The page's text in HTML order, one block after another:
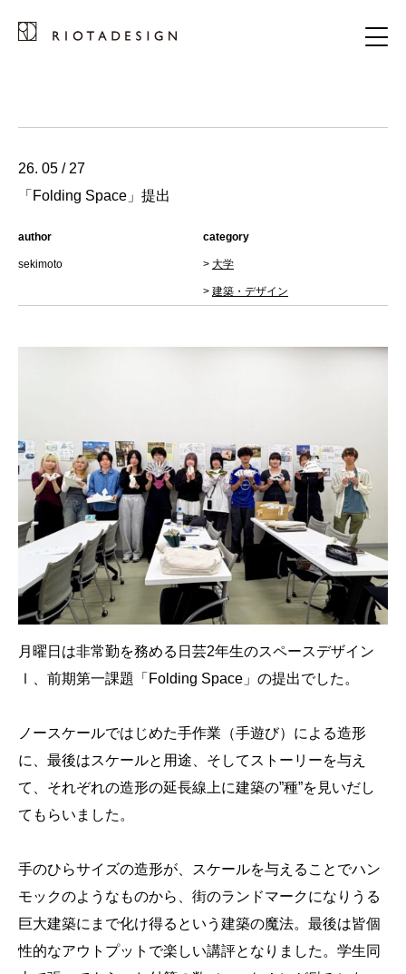
26. 05 / 27
「Folding Space」提出
author
sekimoto
category
> 大学
> 建築・デザイン
月曜日は非常勤を務める日芸2年生のスペースデザイン
Ⅰ、前期第一課題「Folding Space」の提出でした。
ノースケールではじめた手作業（手遊び）による造形
に、最後はスケールと用途、そしてストーリーを与え
て、それぞれの造形の延長線上に建築の”種”を見いだし
てもらいました。
手のひらサイズの造形が、スケールを与えることでハン
モックのようなものから、街のランドマークになりうる
巨大建築にまで化け得るという建築の魔法。最後は皆個
性的なアウトプットで楽しい講評となりました。学生同